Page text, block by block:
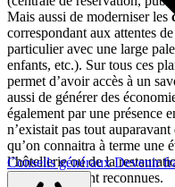
Conseils générauxDevenir
Mais aussi de moderniser les
correspondant aux attentes
particulier avec une large
enfants, etc.). Sur tous ces
permet d’avoir accès à un
aussi de générer des
également par une présence
n’existait pas tout
qu’on connaitra à terme une
l’hôtellerie ou de la
progressivement reconnues.